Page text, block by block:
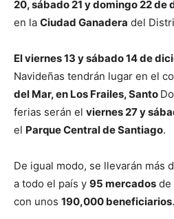
20, sábado 21 y domingo 22 de
en la Ciudad Ganadera del
El viernes 13 y sábado 14 de
Navideñas tendrán lugar en el
del Mar, en Los Frailes, Santo
ferias serán el viernes 27 y
el Parque Central de Santiago.
De igual modo, se llevarán más
a todo el país y 95 mercados de
con unos 190,000 beneficiarios.